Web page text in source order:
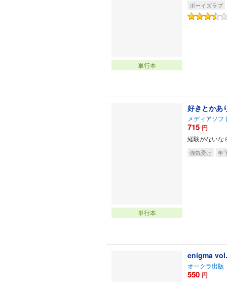
単行本
ボーイズラブ
単行本
好きとかあ
メディアソフ
715 円
経験がないな
強気受け 年
enigma
オークラ出版
550 円